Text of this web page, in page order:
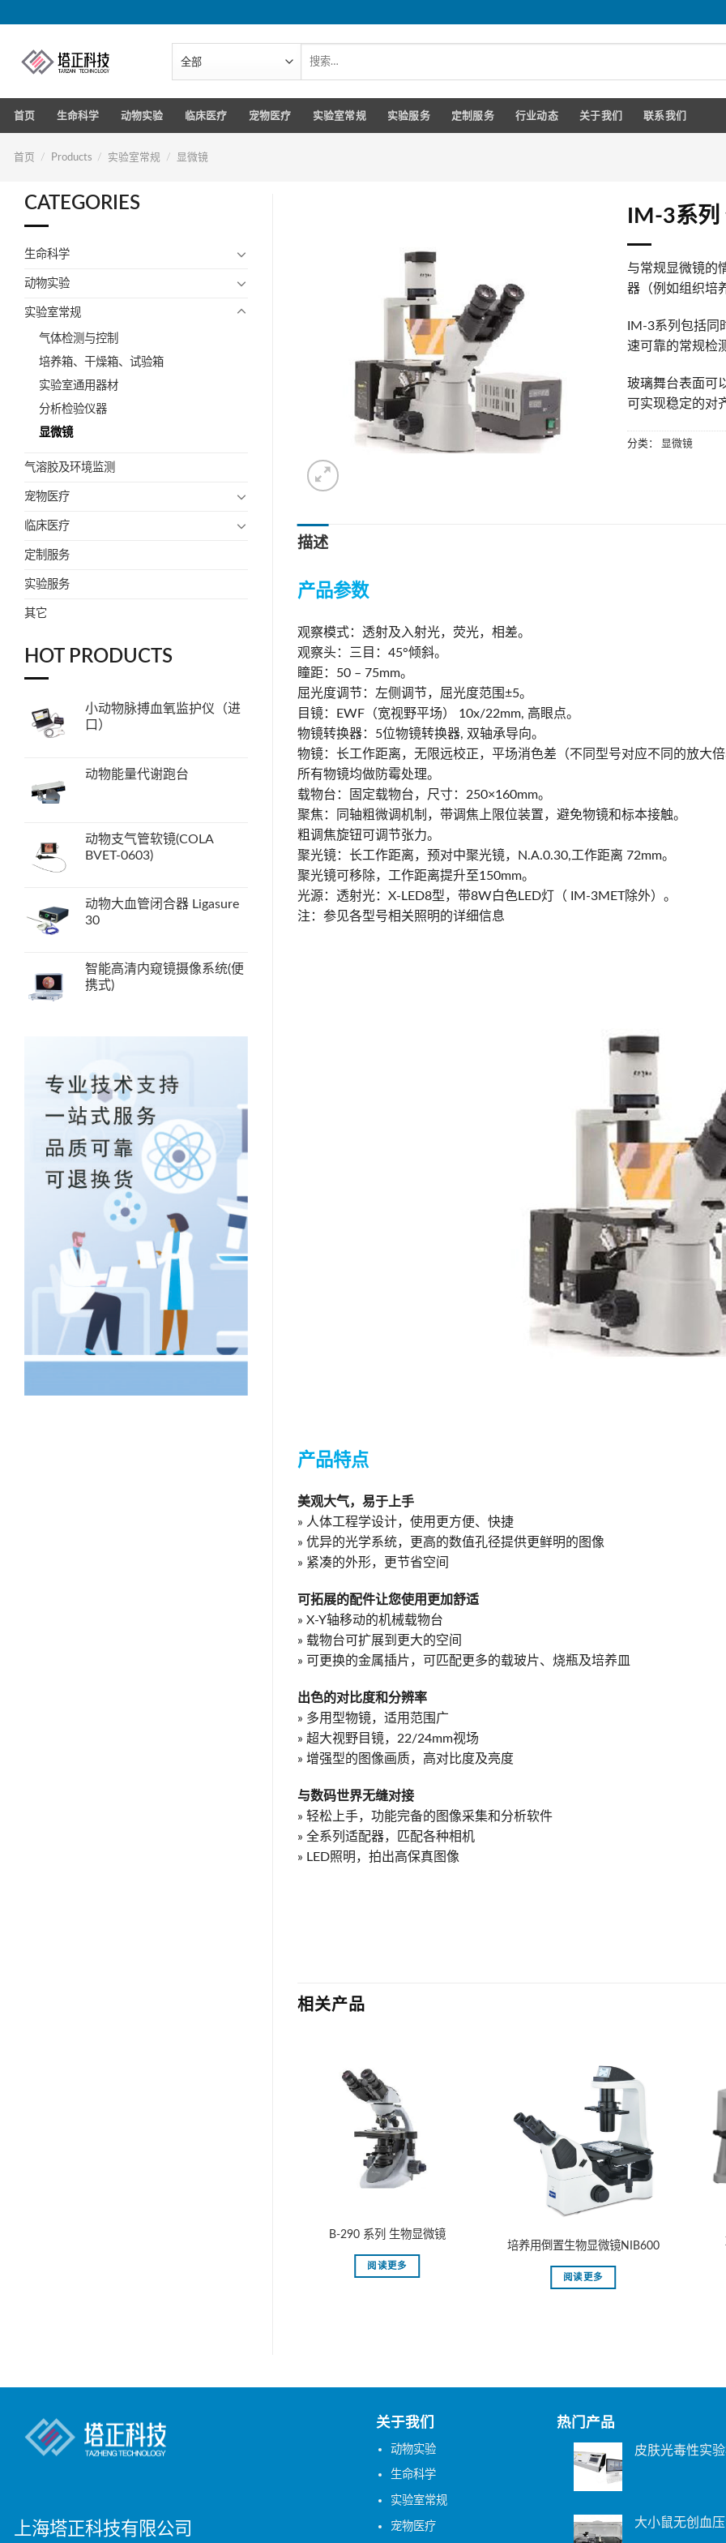
索：
首页 生命科学 动物实验 临床医疗 宠物医疗 实验室常规 实验服务 定制服务 行业动态 关于我们 联系我们
首页 / Products / 实验室常规 / 显微镜
CATEGORIES
生命科学
动物实验
实验室常规
气体检测与控制
培养箱、干燥箱、试验箱
实验室通用器材
分析检验仪器
显微镜
气溶胶及环境监测
宠物医疗
临床医疗
定制服务
实验服务
其它
HOT PRODUCTS
小动物脉搏血氧监护仪（进
口）
动物能量代谢跑台
动物支气管软镜(COLA
BVET-0603)
动物大血管闭合器 Ligasure
30
智能高清内窥镜摄像系统(便
携式)
IM-3系
与常规显微镜的
器（例如组织培
IM-3系列包括
速可靠的常规检
玻璃舞台表面可
可实现稳定的对
分类： 显微镜
描述
产品参数
观察模式：透射及入射光，荧光，相差。
观察头：三目：45°倾斜。
瞳距：50 – 75mm。
屈光度调节：左侧调节，屈光度范围±5。
目镜：EWF（宽视野平场） 10x/22mm, 高眼点。
物镜转换器：5位物镜转换器, 双轴承导向。
物镜：长工作距离，无限远校正，平场消色差（不同型号对应不同的放大
所有物镜均做防霉处理。
载物台：固定载物台，尺寸：250×160mm。
聚焦：同轴粗微调机制，带调焦上限位装置，避免物镜和标本接触。
粗调焦旋钮可调节张力。
聚光镜：长工作距离，预对中聚光镜，N.A.0.30,工作距离 72mm。
聚光镜可移除，工作距离提升至150mm。
光源：透射光：X-LED8型，带8W白色LED灯（ IM-3MET除外）。
注：参见各型号相关照明的详细信息
产品特点
美观大气，易于上手
» 人体工程学设计，使用更方便、快捷
» 优异的光学系统，更高的数值孔径提供更鲜明的图像
» 紧凑的外形，更节省空间
可拓展的配件让您使用更加舒适
» X-Y轴移动的机械载物台
» 载物台可扩展到更大的空间
» 可更换的金属插片，可匹配更多的载玻片、烧瓶及培养皿
出色的对比度和分辨率
» 多用型物镜，适用范围广
» 超大视野目镜，22/24mm视场
» 增强型的图像画质，高对比度及亮度
与数码世界无缝对接
» 轻松上手，功能完备的图像采集和分析软件
» 全系列适配器，匹配各种相机
» LED照明，拍出高保真图像
相关产品
B-290 系列 生物显微镜
阅读更多
培养用倒置生物显微镜NIB600
阅读更多
上海塔正科技有限公司
关于我们
动物实验
生命科学
实验室常规
宠物医疗
热门产品
皮肤光毒性实
大小鼠无创血